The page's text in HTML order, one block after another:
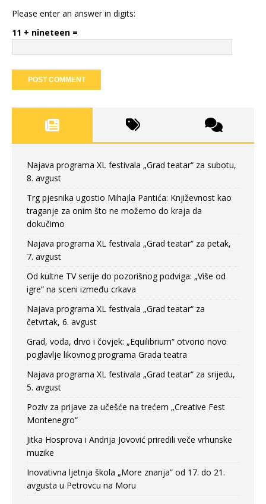
Please enter an answer in digits:
11 + nineteen =
Najava programa XL festivala „Grad teatar“ za subotu,
8. avgust
Trg pjesnika ugostio Mihajla Pantića: Književnost kao
traganje za onim što ne možemo do kraja da
dokučimo
Najava programa XL festivala „Grad teatar“ za petak,
7. avgust
Od kultne TV serije do pozorišnog podviga: „Više od
igre” na sceni između crkava
Najava programa XL festivala „Grad teatar“ za
četvrtak, 6. avgust
Grad, voda, drvo i čovjek: „Equilibrium“ otvorio novo
poglavlje likovnog programa Grada teatra
Najava programa XL festivala „Grad teatar“ za srijedu,
5. avgust
Poziv za prijave za učešće na trećem „Creative Fest
Montenegro“
Jitka Hosprova i Andrija Jovović priredili veče vrhunske
muzike
Inovativna ljetnja škola „More znanja” od 17. do 21.
avgusta u Petrovcu na Moru